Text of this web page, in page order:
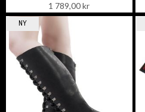
1 789,00 kr
NY